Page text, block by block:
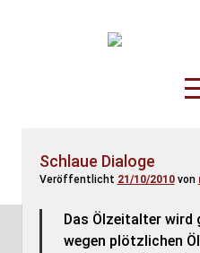
Schlaue Dialoge
Veröffentlicht 21/10/2010von
Das Ölzeitalter wird
wegen plötzlichen